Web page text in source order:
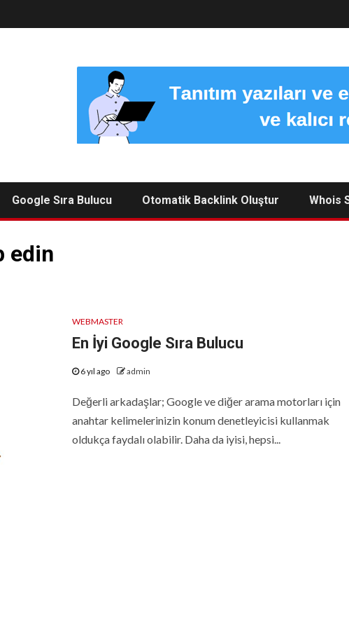
Google Sıra Bulucu Otomatik Backlink Oluştur Whois
edin
WEBMASTER
En İyi Google Sıra Bulucu
6 yıl ago admin
Değerli arkadaşlar; Google ve diğer arama motorları için
anahtar kelimelerinizin konum denetleyicisi kullanmak
oldukça faydalı olabilir. Daha da iyisi, hepsi...